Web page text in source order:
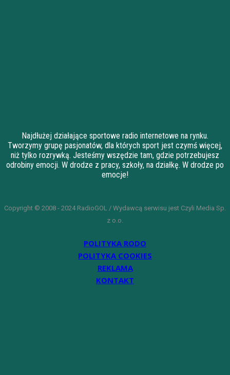
Najdłużej działające sportowe radio internetowe na rynku.
Tworzymy grupę pasjonatów, dla których sport jest czymś więcej,
niż tylko rozrywką. Jesteśmy wszędzie tam, gdzie potrzebujesz
odrobiny emocji. W drodze z pracy, szkoły, na działkę. W drodze po
emocje!
Copyright © 2008 - 2024 RadioGOL / Wydawcą serwisu jest Czyli Media Sp.
z o.o.
POLITYKA RODO
POLITYKA COOKIES
REKLAMA
KONTAKT